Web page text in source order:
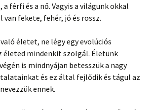
férfi és a nő. Vagyis a világunk okkal
fekete, fehér, jó és rossz.
életet, ne légy egy evolúciós
életed mindenkit szolgál. Életünk
is mindnyájan betesszük a nagy
és ez által fejlődik és tágul az
ennek.